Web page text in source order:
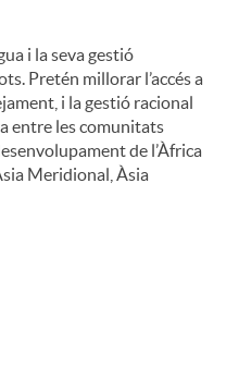
i la seva gestió
Pretén millorar l’accés a
i la gestió racional
entre les comunitats
de l’Àfrica
Meridional, Àsia